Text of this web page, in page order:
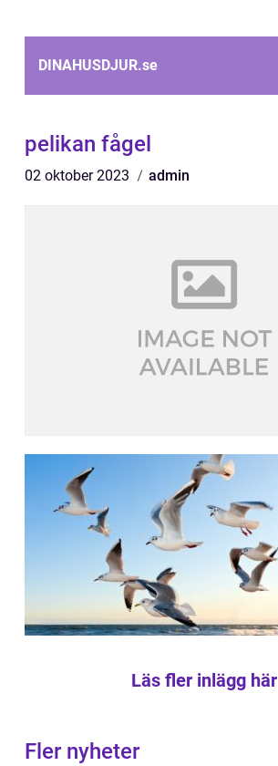
DINAHUSDJUR.se
pelikan fågel
02 oktober 2023 admin
Läs fler inlägg här
Fler nyheter